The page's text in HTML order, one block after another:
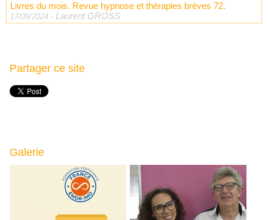
Livres du mois. Revue hypnose et thérapies brèves 72.
17/09/2024 - Laurent GROSS
Partager ce site
Galerie